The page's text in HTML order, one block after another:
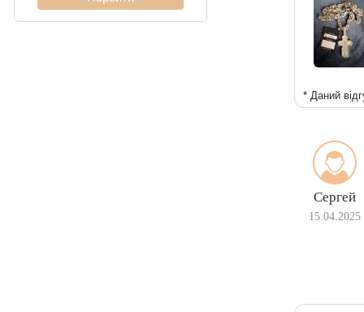
Кардинал (Пітон,
Італійка)
* Даний
Сергей
15.04.2025